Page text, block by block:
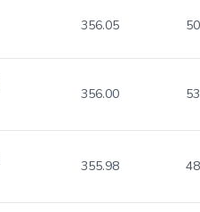
356.05
356.00
355.98